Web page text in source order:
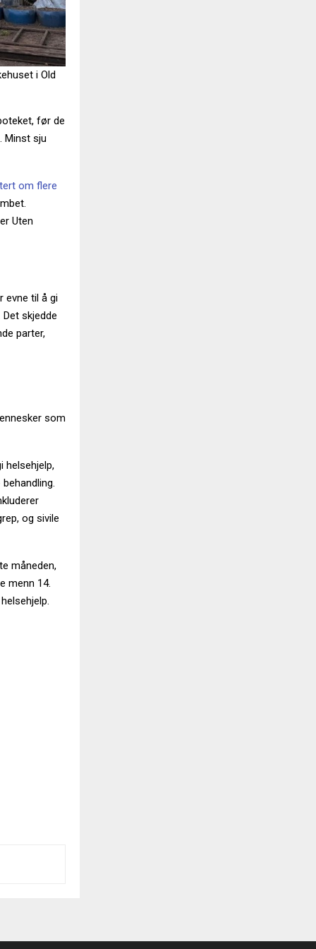
i Old
før de
Minst sju
om flere
Uten
evne til å gi
skjedde
parter,
som
helsehjelp,
og sivile
måneden,
menn 14.